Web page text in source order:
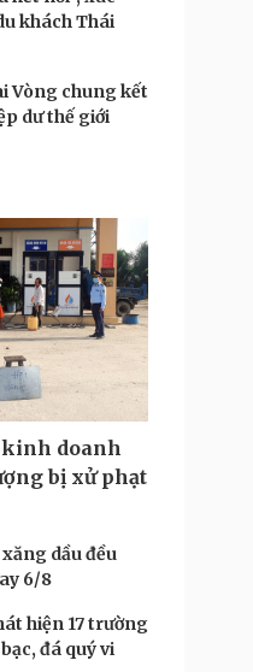
khách Thái
Vòng chung kết
dư thế giới
doanh
bị xử phạt
dầu đều
6/8
hiện 17 trường
đá quý vi